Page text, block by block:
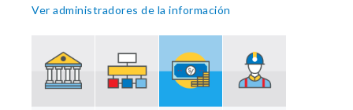
Ver administradores de la información